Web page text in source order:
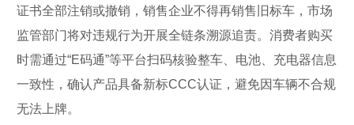
证书全部注销或撤销，销售企业不得再销售旧标车，市场
监管部门将对违规行为开展全链条溯源追责。消费者购买
时需通过“E码通”等平台扫码核验整车、电池、充电器信息
一致性，确认产品具备新标CCC认证，避免因车辆不合规
无法上牌。